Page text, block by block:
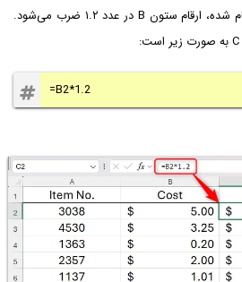
بنابراین برای محاسبه قیمت تمام شده، ارقام ستون B در عدد ۱.۲ ضرب می‌شود.
=B2*1.2